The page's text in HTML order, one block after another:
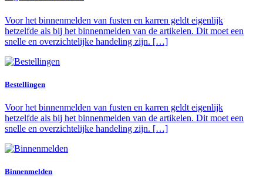
Voor het binnenmelden van fusten en karren geldt eigenlijk
hetzelfde als bij het binnenmelden van de artikelen. Dit moet een
snelle en overzichtelijke handeling zijn. […]
Bestellingen
Voor het binnenmelden van fusten en karren geldt eigenlijk
hetzelfde als bij het binnenmelden van de artikelen. Dit moet een
snelle en overzichtelijke handeling zijn. […]
Binnenmelden